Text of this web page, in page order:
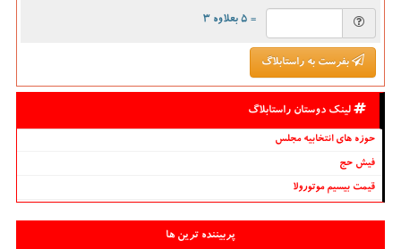
= ۵ بعلاوه ۳
بفرست به راستابلاگ
لینک دوستان راستابلاگ
حوزه های انتخابیه مجلس
فیش حج
قیمت بیسیم موتورولا
پربیننده ترین ها